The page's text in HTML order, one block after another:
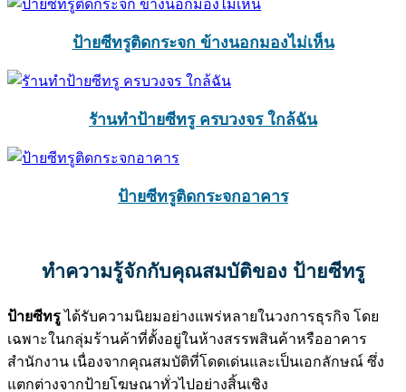
ป้ายซีทรูติดกระจก ข้างนอกมองไม่เห็น
รัานทำป้ายซีทรู ครบวงจร ใกล้ฉัน
ป้ายซีทรูติดกระจกอาคาร
ทำความรู้จักกับคุณสมบัติของ ป้ายซีทรู
ป้ายซีทรูได้รับความนิยมอย่างแพร่หลายในวงการธุรกิจ โดย
เฉพาะในกลุ่มร้านค้าที่ตั้งอยู่ในห้างสรรพสินค้าหรืออาคาร
สำนักงาน เนื่องจากคุณสมบัติที่โดดเด่นและเป็นเอกลักษณ์ ซึ่ง
แตกต่างจากป้ายโฆษณาทั่วไปอย่างสิ้นเชิง